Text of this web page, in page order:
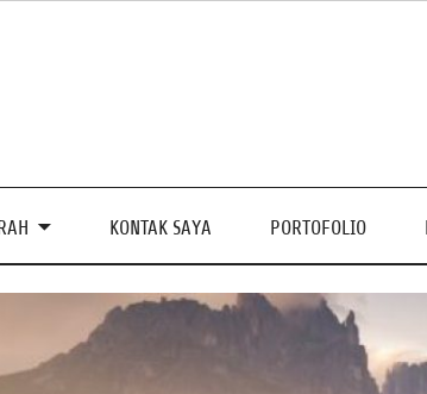
KONTAK SAYA PORTOFOLIO